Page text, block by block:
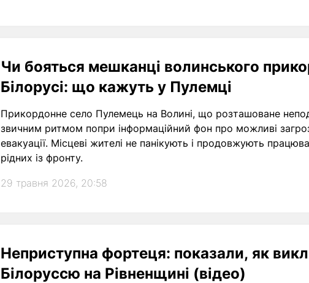
Чи бояться мешканці волинського
Білорусі: що кажуть у Пулемці
Прикордонне село Пулемець на Волині, що розташоване
звичним ритмом попри інформаційний фон про можливі
евакуації. Місцеві жителі не панікують і продовжують
рідних із фронту.
29 травня 2026, 20:58
Неприступна фортеця: показали, як
Білоруссю на Рівненщині (відео)